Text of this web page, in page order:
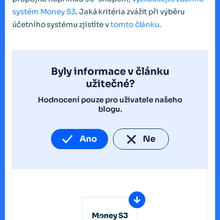
systém Money S3. Jaká kritéria zvážit při výběru
účetního systému zjistíte vtomto článku.
Byly informace v článku
užitečné?
Hodnocení pouze pro uživatele našeho
blogu.
Ano Ne